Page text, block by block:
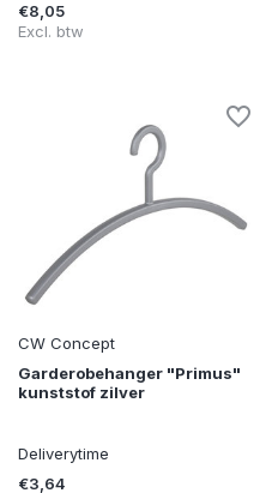
€8,05
Excl. btw
CW Concept
Garderobehanger "Primus"
kunststof zilver
Deliverytime
€3,64